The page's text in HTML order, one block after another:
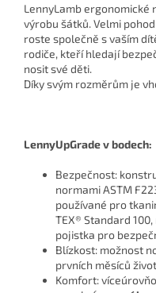
LennyLamb ergonomické
výrobu šátků. Velmi
roste společně s vaším
rodiče, kteří hledají
nosit své děti.
Díky svým rozměrům je
LennyUpGrade v bodech:
Bezpečnost:
normami ASTM
používané pro
TEX® Standard
pojistka pro
Blízkost: možnost
prvních měsíců
Komfort: